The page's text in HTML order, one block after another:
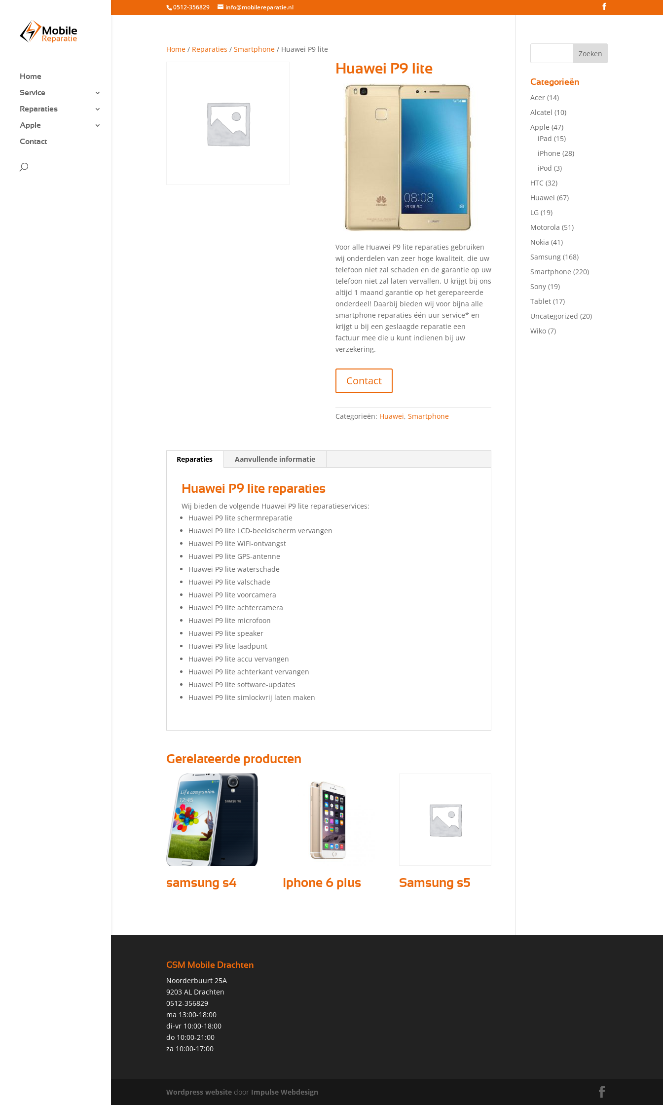
0512-356829 info@mobilereparatie.nl
Home
Service
Reparaties
Apple
Contact
Home/ Reparaties / Smartphone/ Huawei P9 lite
Huawei P9 lite
Voor alle Huawei P9 lite reparaties gebruiken
wij onderdelen van zeer hoge kwaliteit, die uw
telefoon niet zal schaden en de garantie op uw
telefoon niet zal laten vervallen. U krijgt bij ons
altijd 1 maand garantie op het gerepareerde
onderdeel! Daarbij bieden wij voor bijna alle
smartphone reparaties één uur service* en
krijgt u bij een geslaagde reparatie een
factuur mee die u kunt indienen bij uw
verzekering.
Contact
Categorieën: Huawei, Smartphone
Reparaties Aanvullende informatie
Huawei P9 lite reparaties
Wij bieden de volgende Huawei P9 lite reparatieservices:
Huawei P9 lite schermreparatie
Huawei P9 lite LCD-beeldscherm vervangen
Huawei P9 lite WiFi-ontvangst
Huawei P9 lite GPS-antenne
Huawei P9 lite waterschade
Huawei P9 lite valschade
Huawei P9 lite voorcamera
Huawei P9 lite achtercamera
Huawei P9 lite microfoon
Huawei P9 lite speaker
Huawei P9 lite laadpunt
Huawei P9 lite accu vervangen
Huawei P9 lite achterkant vervangen
Huawei P9 lite software-updates
Huawei P9 lite simlockvrij laten maken
Gerelateerde producten
samsung s4 Iphone 6 plus Samsung s5
Categorieën
Acer (14)
Alcatel (10)
Apple (47)
iPad (15)
iPhone (28)
iPod (3)
HTC (32)
Huawei (67)
LG (19)
Motorola (51)
Nokia (41)
Samsung (168)
Smartphone (220)
Sony (19)
Tablet (17)
Uncategorized (20)
Wiko (7)
GSM Mobile Drachten
Noorderbuurt 25A
9203 AL Drachten
0512-356829
ma 13:00-18:00
di-vr 10:00-18:00
do 10:00-21:00
za 10:00-17:00
Wordpress websitedoor Impulse Webdesign